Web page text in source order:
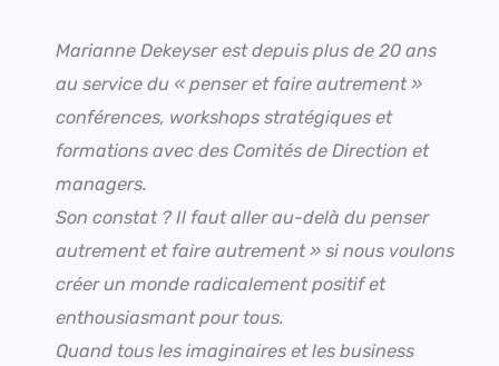
Marianne Dekeyser est depuis plus de 20 ans
au service du « penser et faire autrement »
conférences, workshops stratégiques et
formations avec des Comités de Direction et
managers.
Son constat ? Il faut aller au-delà du penser
autrement et faire autrement » si nous voulons
créer un monde radicalement positif et
enthousiasmant pour tous.
Quand tous les imaginaires et les business